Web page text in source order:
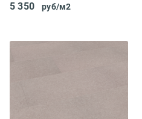
5 350 руб/м2